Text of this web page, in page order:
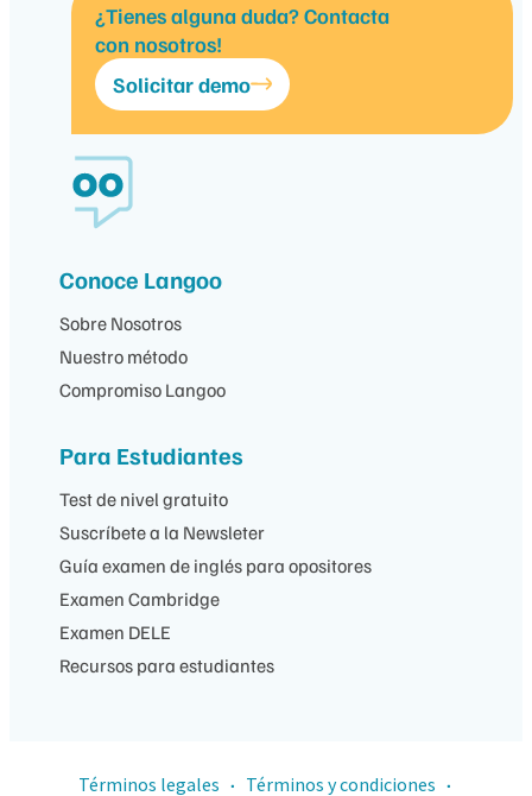
¿Tienes alguna duda? Contacta
con nosotros!
Solicitar demo
Conoce Langoo
Sobre Nosotros
Nuestro método
Compromiso Langoo
Para Estudiantes
Test de nivel gratuito
Suscríbete a la Newsleter
Guía examen de inglés para opositores
Examen Cambridge
Examen DELE
Recursos para estudiantes
Términos legales · Términos y condiciones ·